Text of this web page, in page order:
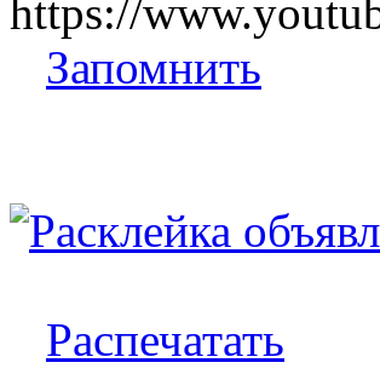
https://
Запомнить
Распечатать